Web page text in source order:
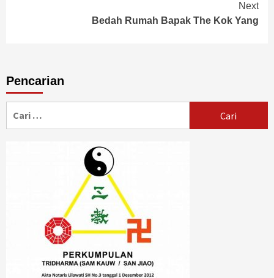
Next
Bedah Rumah Bapak The Kok Yang
Pencarian